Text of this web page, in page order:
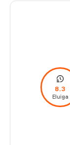
8.3
Eluiga